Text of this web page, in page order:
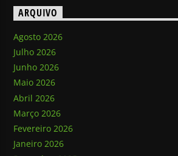
ARQUIVO
Agosto 2026
Julho 2026
Junho 2026
Maio 2026
Abril 2026
Março 2026
Fevereiro 2026
Janeiro 2026